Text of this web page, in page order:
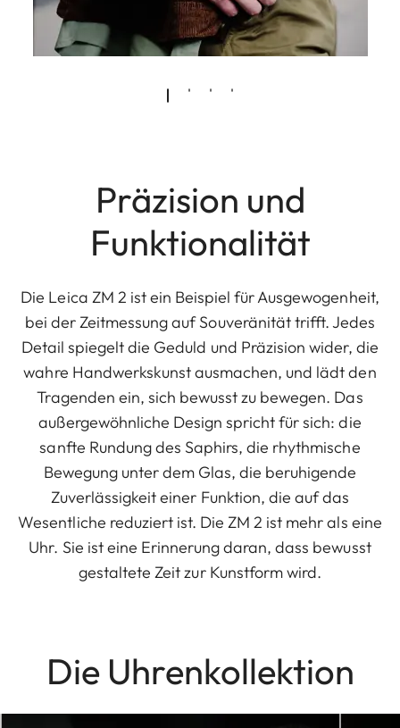
Präzision und
Funktionalität
Die Leica ZM 2 ist ein Beispiel für Ausgewogenheit,
bei der Zeitmessung auf Souveränität trifft. Jedes
Detail spiegelt die Geduld und Präzision wider, die
wahre Handwerkskunst ausmachen, und lädt den
Tragenden ein, sich bewusst zu bewegen. Das
außergewöhnliche Design spricht für sich: die
sanfte Rundung des Saphirs, die rhythmische
Bewegung unter dem Glas, die beruhigende
Zuverlässigkeit einer Funktion, die auf das
Wesentliche reduziert ist. Die ZM 2 ist mehr als eine
Uhr. Sie ist eine Erinnerung daran, dass bewusst
gestaltete Zeit zur Kunstform wird.
Die Uhrenkollektion